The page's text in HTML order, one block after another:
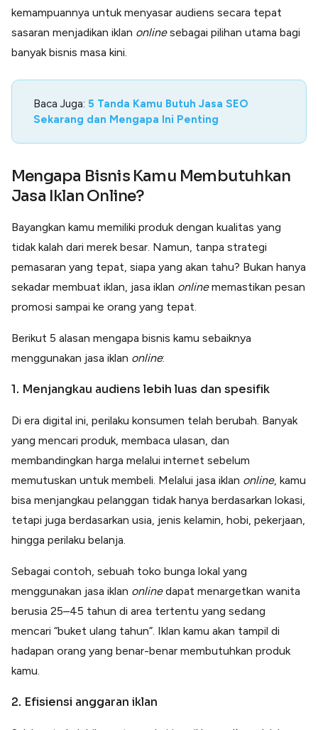
kemampuannya untuk menyasar audiens secara tepat
sasaran menjadikan iklan onlinesebagai pilihan utama bagi
banyak bisnis masa kini.
Baca Juga: 5 Tanda Kamu Butuh Jasa SEO
Sekarang dan Mengapa Ini Penting
Mengapa Bisnis Kamu Membutuhkan
Jasa Iklan Online?
Bayangkan kamu memiliki produk dengan kualitas yang
tidak kalah dari merek besar. Namun, tanpa strategi
pemasaran yang tepat, siapa yang akan tahu? Bukan hanya
sekadar membuat iklan, jasa iklan onlinememastikan pesan
promosi sampai ke orang yang tepat.
Berikut 5 alasan mengapa bisnis kamu sebaiknya
menggunakan jasa iklan online:
1. Menjangkau audiens lebih luas dan spesifik
Di era digital ini, perilaku konsumen telah berubah. Banyak
yang mencari produk, membaca ulasan, dan
membandingkan harga melalui internet sebelum
memutuskan untuk membeli. Melalui jasa iklan online, kamu
bisa menjangkau pelanggan tidak hanya berdasarkan lokasi,
tetapi juga berdasarkan usia, jenis kelamin, hobi, pekerjaan,
hingga perilaku belanja.
Sebagai contoh, sebuah toko bunga lokal yang
menggunakan jasa iklan onlinedapat menargetkan wanita
berusia 25–45 tahun di area tertentu yang sedang
mencari “buket ulang tahun”. Iklan kamu akan tampil di
hadapan orang yang benar-benar membutuhkan produk
kamu.
2. Efisiensi anggaran iklan